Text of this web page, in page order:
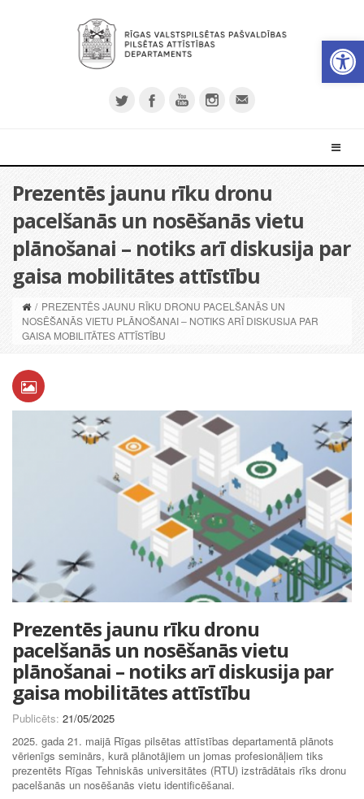
Prezentēs jaunu rīku dronu
pacelšanās un nosēšanās vietu
plānošanai – notiks arī diskusija par
gaisa mobilitātes attīstību
/ PREZENTĒS JAUNU RĪKU DRONU PACELŠANĀS UN
NOSĒŠANĀS VIETU PLĀNOŠANAI – NOTIKS ARĪ DISKUSIJA PAR
GAISA MOBILITĀTES ATTĪSTĪBU
Prezentēs jaunu rīku dronu
pacelšanās un nosēšanās vietu
plānošanai – notiks arī diskusija par
gaisa mobilitātes attīstību
Publicēts: 21/05/2025
2025. gada 21. maijā Rīgas pilsētas attīstības departamentā plānots
vērienīgs seminārs, kurā plānotājiem un jomas profesionāļiem tiks
prezentēts Rīgas Tehniskās universitātes (RTU) izstrādātais rīks dronu
pacelšanās un nosēšanās vietu identificēšanai.